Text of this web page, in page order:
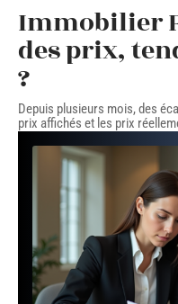
Immobilier
des prix,
?
Depuis plusieurs mois, des
prix affichés et les prix